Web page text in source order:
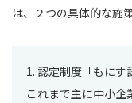
は、２つの具体的な施
1. 認定制度「もにす
これまで主に中小